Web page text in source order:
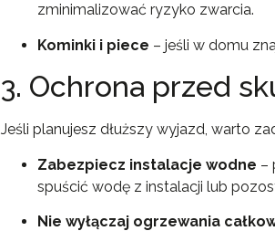
zminimalizować ryzyko zwarcia.
Kominki i piece – jeśli w domu
3. Ochrona przed
Jeśli planujesz dłuższy wyjazd, warto
Zabezpiecz instalacje wodne –
spuścić wodę z instalacji lub
Nie wyłączaj ogrzewania